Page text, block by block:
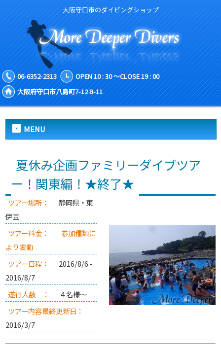
大阪守口市のダイビングショップ
06-6352-2313
OPEN 10 : 30 ～CLOSE 19 : 00
大阪府守口市八島町7-12 B-11
MENU
夏休み企画ファミリーダイブツア
ー！関東編！★終了★
ツアー場所：
静岡県・東
伊豆
ツアー料金：
参加種類に
より変動
ツアー日程：
2016/8/6 -
2016/8/7
遂行人数 ：
４名様～
ツアー内容最終更新日：
2016/3/7